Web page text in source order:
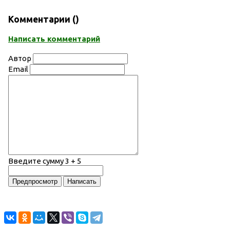
Комментарии ()
Написать комментарий
Автор
Email
Введите сумму 3 + 5